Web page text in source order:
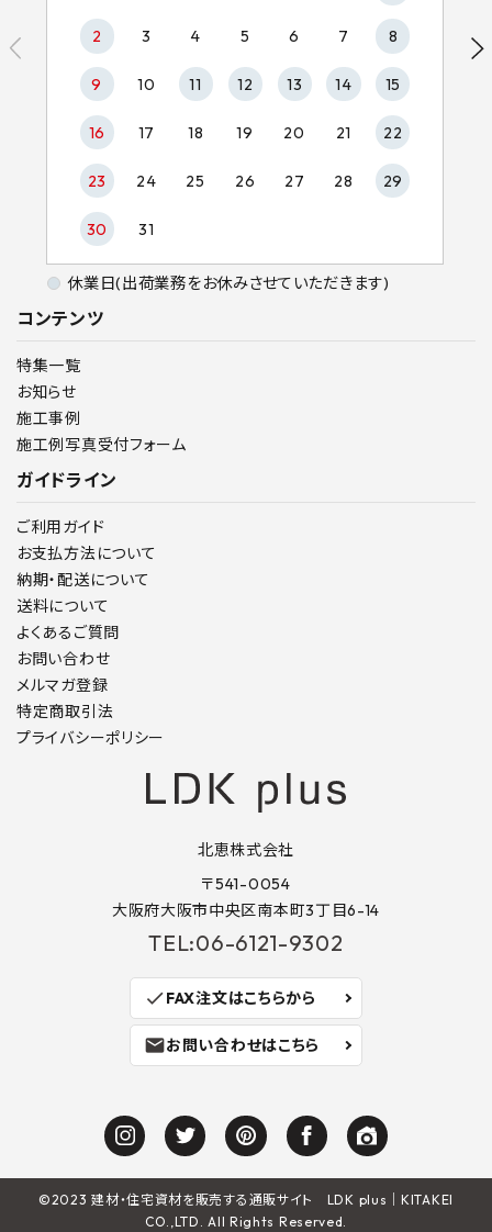
コンテンツ
特集一覧
お知らせ
施工事例
施工例写真受付フォーム
ガイドライン
ご利用ガイド
お支払方法について
納期・配送について
送料について
よくあるご質問
お問い合わせ
メルマガ登録
特定商取引法
プライバシーポリシー
2 3 4 5 6 7 8
9 10 11 12 13 14 15
16 17 18 19 20 21 22
23 24 25 26 27 28 29
30 31
休業日(出荷業務をお休みさせていただきます)
北恵株式会社
〒541-0054
大阪府大阪市中央区南本町3丁目6-14
TEL:06-6121-9302
checkFAX注文はこちらから
mailお問い合わせはこちら
©2023建材・住宅資材を販売する通販サイト LDK plus ｜KITAKEI
CO.,LTD. All Rights Reserved.